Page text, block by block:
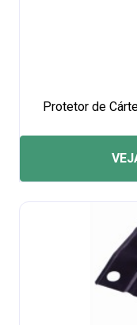
Protetor de